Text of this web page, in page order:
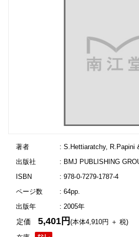
著者
: S.Hettiaratchy, R.Papini
出版社
: BMJ PUBLISHING
ISBN
: 978-0-7279-1787-4
ページ数
: 64pp.
出版年
: 2005年
定価5,401円(本体4,910円 ＋ 税)